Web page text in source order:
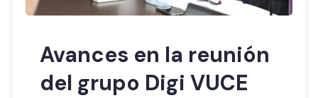
Avances en la reunión
del grupo Digi VUCE